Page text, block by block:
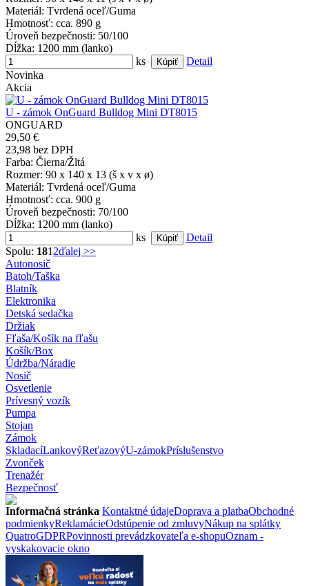
Materiál: Tvrdená oceľ/Guma
Hmotnosť: cca. 890 g
Úroveň bezpečnosti: 50/100
Dĺžka: 1200 mm (lanko)
ks
Detail
Novinka
Akcia
U - zámok OnGuard Bulldog Mini DT8015
ONGUARD
29,50 €
23,98 bez DPH
Farba: Čierna/Žltá
Rozmer: 90 x 140 x 13 (š x v x ø)
Materiál: Tvrdená oceľ/Guma
Hmotnosť: cca. 900 g
Úroveň bezpečnosti: 70/100
Dĺžka: 1200 mm (lanko)
ks
Detail
Spolu: 181 2ďalej >>
Autonosič
Batoh/Taška
Blatník
Elektronika
Detská sedačka
Držiak
Fľaša/Košík na fľašu
Košík/Box
Údržba/Náradie
Nosič
Osvetlenie
Prívesný vozík
Pumpa
Stojan
Zámok
SkladacíLankovýReťazovýU-zámokPríslušenstvo
Zvonček
Trenažér
Bezpečnosť
Informačná stránka Kontaktné údajeDoprava a platbaObchodné
podmienkyReklamácieOdstúpenie od zmluvyNákup na splátky
QuatroGDPRPovinnosti prevádzkovateľa e-shopuOznam -
vyskakovacie okno